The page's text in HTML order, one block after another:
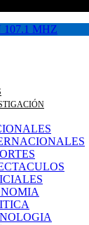
MHZ